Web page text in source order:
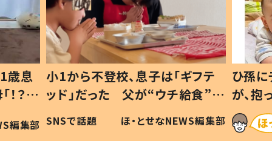
歳息
？」
編集部
小1から不登校、息子は「ギフテ
ッド」だった 父が“ウチ給食”を
作り続ける理由とは #令和の親
#令和の子
SNSで話題 ほ・とせなNEWS編集部
ひ孫
が、
「涙が
い」